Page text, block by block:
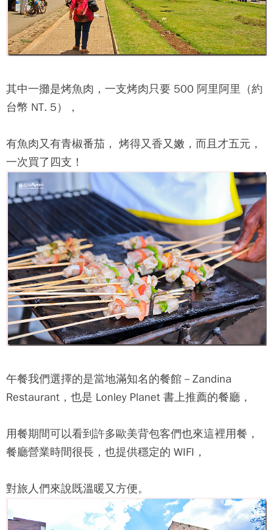
其中一攤是烤魚肉，一支烤肉只要 500 阿里阿里（約
台幣 NT. 5），
有魚肉又有青椒番茄， 烤得又香又嫩，而且才五元，
一次買了四支！
午餐我們選擇的是當地滿知名的餐館－Zandina
Restaurant，也是 Lonley Planet 書上推薦的餐廳，
用餐期間可以看到許多歐美背包客們也來這裡用餐，
餐廳營業時間很長，也提供穩定的 WIFI，
對旅人們來說既溫暖又方便。